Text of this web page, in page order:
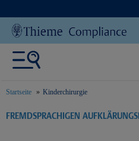
Startseite Kinderchirurgie
text.skipToContent
text.skipToNavigation
FREMDSPRACHIGEN